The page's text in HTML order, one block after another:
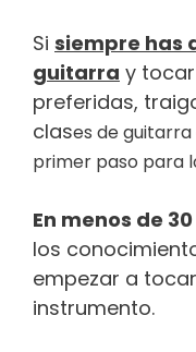
Si siempre has
guitarra y
preferidas,
clases de guitarra
primer paso para
En menos de
los
empezar a
instrumento.